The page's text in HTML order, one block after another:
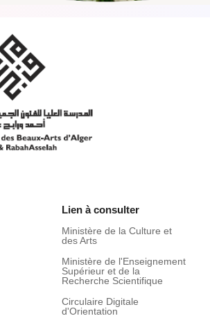
Lien à consulter
Ministère de la Culture et
des Arts
Ministère de l'Enseignement
Supérieur et de la
Recherche Scientifique
Circulaire Digitale
d'Orientation